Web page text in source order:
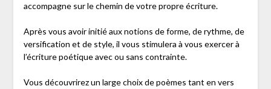
accompagne sur le chemin de votre propre écriture.
Après vous avoir initié aux notions de forme, de rythme, de
versification et de style, il vous stimulera à vous exercer à
l’écriture poétique avec ou sans contrainte.
Vous découvrirez un large choix de poèmes tant en vers